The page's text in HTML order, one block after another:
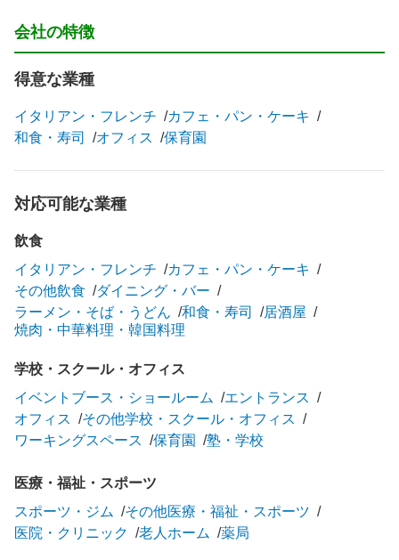
会社の特徴
得意な業種
イタリアン・フレンチ
カフェ・パン・ケーキ
和食・寿司
オフィス 保育園
対応可能な業種
飲食
イタリアン・フレンチ
カフェ・パン・ケーキ
その他飲食
ダイニング・バー
ラーメン・そば・うどん
和食・寿司
居酒屋
焼肉・中華料理・韓国料理
学校・スクール・オフィス
イベントブース・ショールーム
エントランス
オフィス
その他学校・スクール・オフィス
ワーキングスペース
保育園 塾・学校
医療・福祉・スポーツ
スポーツ・ジム
その他医療・福祉・スポーツ
医院・クリニック
老人ホーム 薬局